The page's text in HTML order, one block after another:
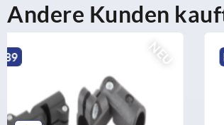
Andere Kunden